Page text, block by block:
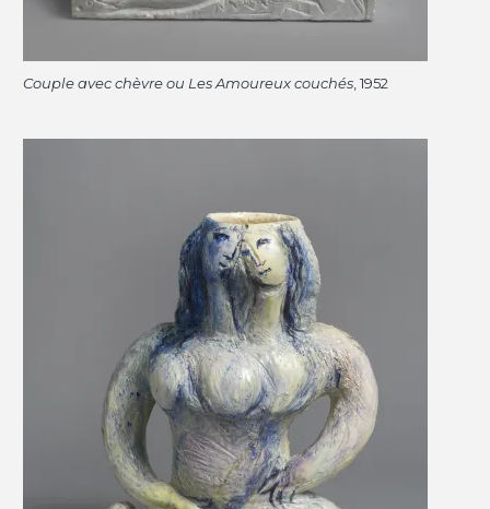
Couple avec chèvre ou Les Amoureux couchés , 1952